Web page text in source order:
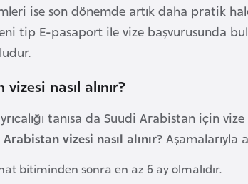
ise son dönemde artık daha pratik
tip E-pasaport ile vize başvurusunda
nasıl alınır?
tanısa da Suudi Arabistan için
vizesi nasıl alınır?Aşamalarıyla
bitiminden sonra en az 6 ay olmalıdır.